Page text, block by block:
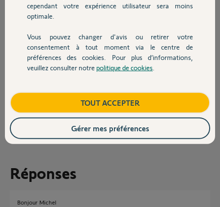
Devis avec un pro
Contact
Il y a un petit trou sur la façade avant du visiophone en bas à gauche
mais lorsque j’y introduit un trombone et presse pendant quelques
Alternativement, je le pose la question si je ne devrais pas faire un
soft reset à travers l’application du visiophone ?
il y a 11 mois
Participer au fil de discussion
Réponses
Bonjour Michel
cependant votre expérience utilisateur sera moins
optimale.
Vous pouvez changer d'avis ou retirer votre
consentement à tout moment via le centre de
préférences des cookies. Pour plus d’informations,
veuillez consulter notre politique de cookies
TOUT ACCEPTER
Gérer mes préférences